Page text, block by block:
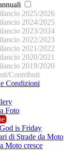
2025/2026
2024/2025
2023/2024
2022/2023
2021/2022
2020/2021
2019/2020
Contributi
Condizioni
Foto
is Friday
di Strade da Moto
Moto cresce